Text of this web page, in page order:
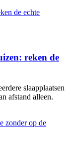
reken de
slaapplaatsen
afstand alleen.